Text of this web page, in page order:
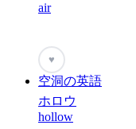
air
♥
空洞の英語
ホロウ
hollow